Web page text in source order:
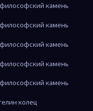
камень
камень
камень
камень
камень
колец